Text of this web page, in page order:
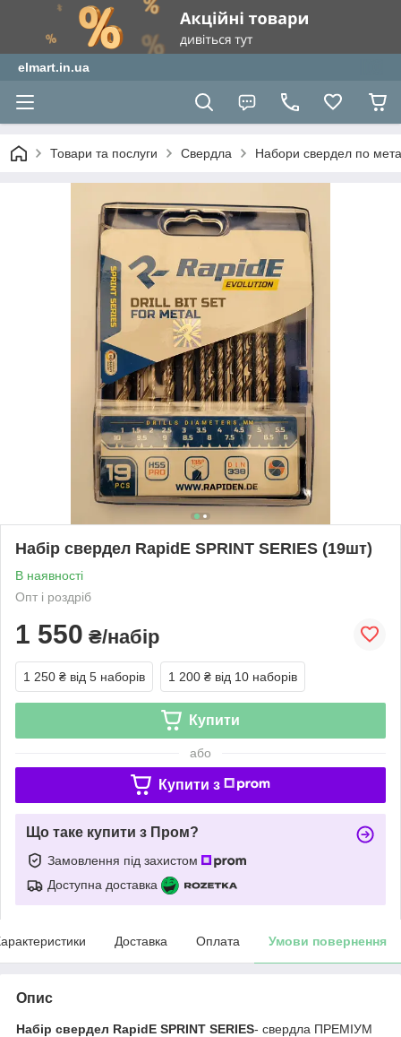
elmart.in.ua
Товари та послуги Свердла Набори свердел по
Набір свердел RapidE SPRINT SERIES (19шт)
В наявності
Опт і роздріб
1 550 ₴/набір
1 250 ₴ від 5 наборів 1 200 ₴ від 10 наборів
Купити
або
Купити з
Що таке купити з Пром?
Замовлення під захистом
Доступна доставка
Доставка Оплата Умови повернення
Опис
Набір свердел RapidE SPRINT SERIES- свердла ПРЕМІУМ